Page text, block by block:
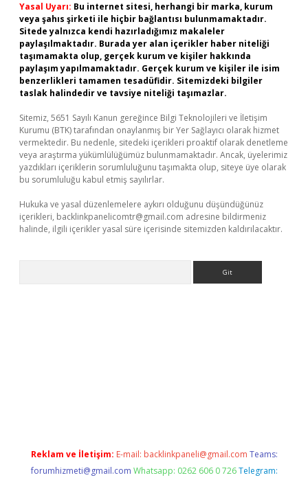
Yasal Uyarı: Bu internet sitesi, herhangi bir marka, kurum
veya şahıs şirketi ile hiçbir bağlantısı bulunmamaktadır.
Sitede yalnızca kendi hazırladığımız makaleler
paylaşılmaktadır. Burada yer alan içerikler haber niteliği
taşımamakta olup, gerçek kurum ve kişiler hakkında
paylaşım yapılmamaktadır. Gerçek kurum ve kişiler ile isim
benzerlikleri tamamen tesadüfidir. Sitemizdeki bilgiler
taslak halindedir ve tavsiye niteliği taşımazlar.
Sitemiz, 5651 Sayılı Kanun gereğince Bilgi Teknolojileri ve İletişim
Kurumu (BTK) tarafından onaylanmış bir Yer Sağlayıcı olarak hizmet
vermektedir. Bu nedenle, sitedeki içerikleri proaktif olarak denetleme
veya araştırma yükümlülüğümüz bulunmamaktadır. Ancak, üyelerimiz
yazdıkları içeriklerin sorumluluğunu taşımakta olup, siteye üye olarak
bu sorumluluğu kabul etmiş sayılırlar.
Hukuka ve yasal düzenlemelere aykırı olduğunu düşündüğünüz
içerikleri, backlinkpanelicomtr@gmail.com adresine bildirmeniz
halinde, ilgili içerikler yasal süre içerisinde sitemizden kaldırılacaktır.
Reklam ve İletişim: E-mail: backlinkpaneli@gmail.com Teams:
forumhizmeti@gmail.com Whatsapp: 0262 606 0 726 Telegram: